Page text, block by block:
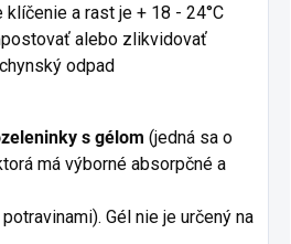
a rast je + 18 - 24°C
alebo zlikvidovať
odpad
s gélom (jedná sa o
má výborné absorpčné a
Gél nie je určený na